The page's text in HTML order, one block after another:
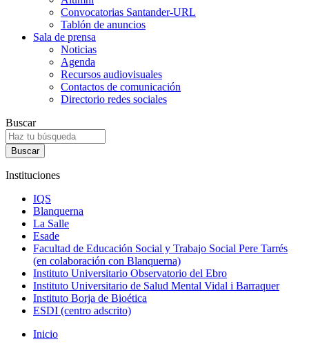
Convocatorias Santander-URL
Tablón de anuncios
Sala de prensa
Noticias
Agenda
Recursos audiovisuales
Contactos de comunicación
Directorio redes sociales
Buscar
Instituciones
IQS
Blanquerna
La Salle
Esade
Facultad de Educación Social y Trabajo Social Pere Tarrés
(en colaboración con Blanquerna)
Instituto Universitario Observatorio del Ebro
Instituto Universitario de Salud Mental Vidal i Barraquer
Instituto Borja de Bioética
ESDI (centro adscrito)
Inicio